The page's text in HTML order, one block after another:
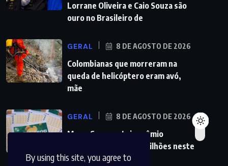
By using this site, you agree to
Lorrane Oliveira e Caio Souza são
ouro no Brasileiro de
GERAL 8 DE AGOSTO DE 2026
Colombianas que morreram na
queda de helicóptero eram avó,
mãe
GERAL 8 DE AGOSTO DE 2026
Mega-Sena sorteia prêmio
acumulado de R$ 165 milhões neste
domingo